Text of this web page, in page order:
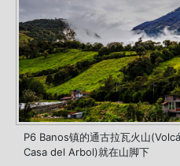
P6 Banos镇的通古拉瓦火山
Casa del Arbol)就在山脚下